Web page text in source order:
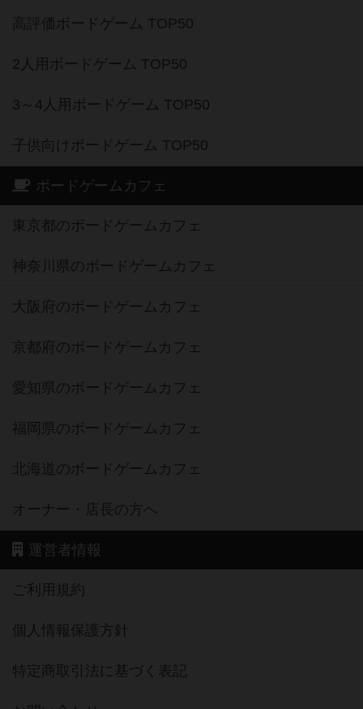
高評価ボードゲーム TOP50
2人用ボードゲーム TOP50
3～4人用ボードゲーム TOP50
子供向けボードゲーム TOP50
ボードゲームカフェ
東京都のボードゲームカフェ
神奈川県のボードゲームカフェ
大阪府のボードゲームカフェ
京都府のボードゲームカフェ
愛知県のボードゲームカフェ
福岡県のボードゲームカフェ
北海道のボードゲームカフェ
オーナー・店長の方へ
運営者情報
ご利用規約
個人情報保護方針
特定商取引法に基づく表記